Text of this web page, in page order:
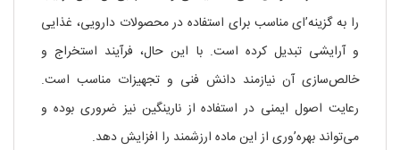
را به گزینه’ای مناسب برای استفاده در محصولات دارویی، غذایی
و آرایشی تبدیل کرده است. با این حال، فرآیند استخراج و
خالص‌سازی آن نیازمند دانش فنی و تجهیزات مناسب است.
رعایت اصول ایمنی در استفاده از نارینگین نیز ضروری بوده و
می‌تواند بهره’وری از این ماده ارزشمند را افزایش دهد.